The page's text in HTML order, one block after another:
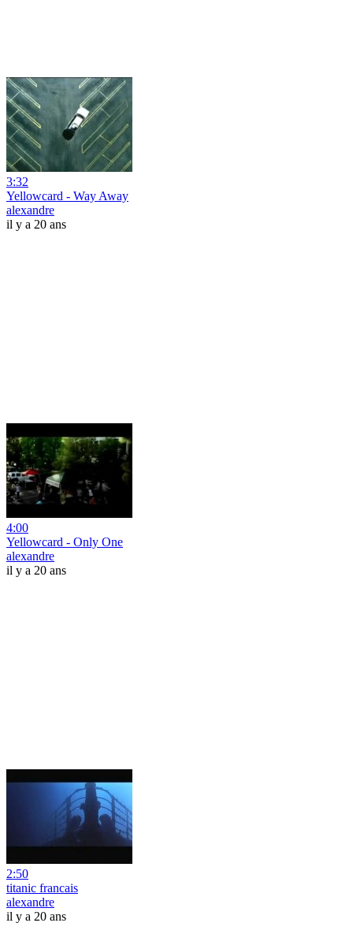
3:32
Yellowcard - Way Away
alexandre
il y a 20 ans
4:00
Yellowcard - Only One
alexandre
il y a 20 ans
2:50
titanic francais
alexandre
il y a 20 ans